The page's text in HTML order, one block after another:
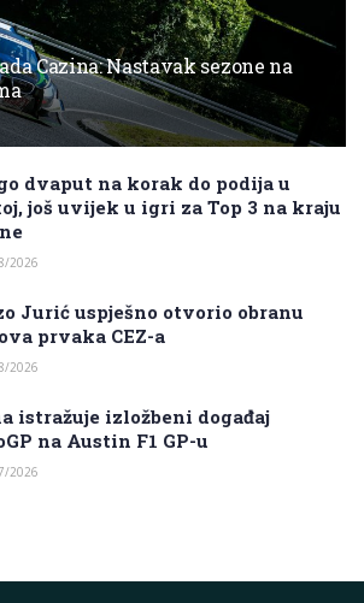
Cazina: Nastavak sezone na
dvaput na korak do podija u
još uvijek u igri za Top 3 na kraju
2026
Jurić uspješno otvorio obranu
prvaka CEZ-a
2026
istražuje izložbeni događaj
na Austin F1 GP-u
2026